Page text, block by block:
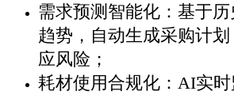
需求预测智能化：基于
趋势，自动生成采购计
应风险；
耗材使用合规化：AI实